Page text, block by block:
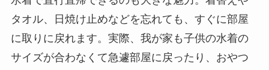
タオル、日焼け止めなどを忘れても、すぐに部屋
に取りに戻れます。実際、我が家も子供の水着の
サイズが合わなくて急遽部屋に戻ったり、おやつ